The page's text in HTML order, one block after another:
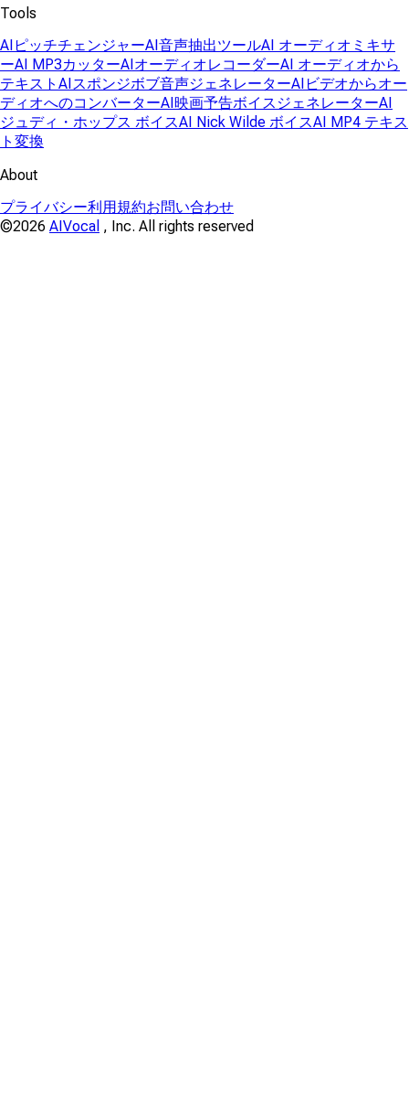
Tools
AIピッチチェンジャーAI音声抽出ツールAI オーディオミキサ
ーAI MP3カッターAIオーディオレコーダーAI オーディオから
テキスト AIスポンジボブ音声ジェネレーターAIビデオからオー
ディオへのコンバーターAI映画予告ボイスジェネレーターAI
ジュディ・ホップス ボイスAI Nick Wilde ボイスAI MP4 テキス
ト変換
About
プライバシー利用規約お問い合わせ
©2026 AIVocal , Inc. All rights reserved